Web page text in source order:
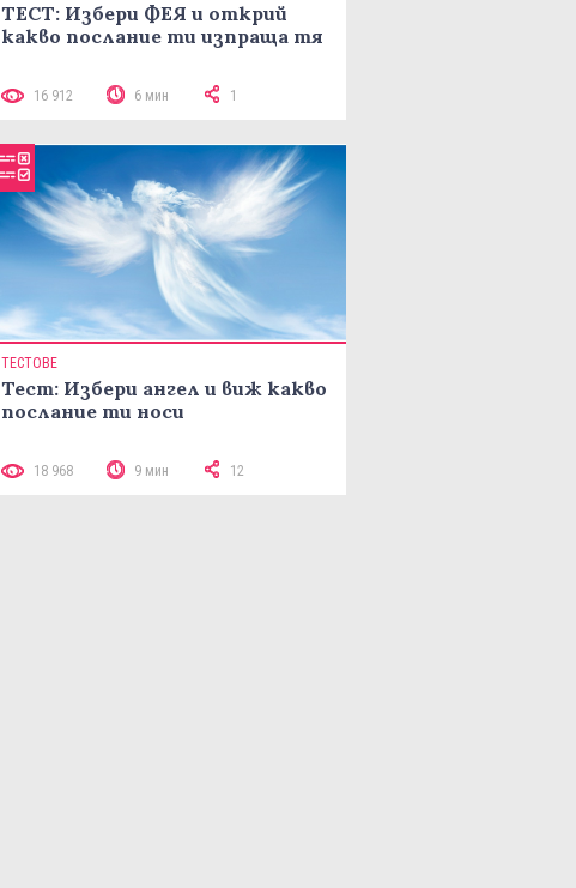
ТЕСТ: Избери ФЕЯ и открий
какво послание ти изпраща тя
16 912 6 мин 1
ТЕСТОВЕ
Тест: Избери ангел и виж какво
послание ти носи
18 968 9 мин 12